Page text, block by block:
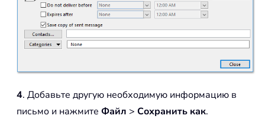
4. Добавьте другую необходимую информацию в
письмо и нажмите Файл > Сохранить как.